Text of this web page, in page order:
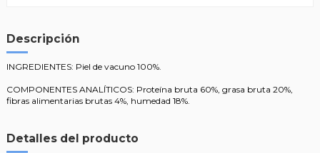
Descripción
INGREDIENTES: Piel de vacuno 100%.
COMPONENTES ANALÍTICOS: Proteína bruta 60%, grasa bruta 20%,
fibras alimentarias brutas 4%, humedad 18%.
Detalles del producto